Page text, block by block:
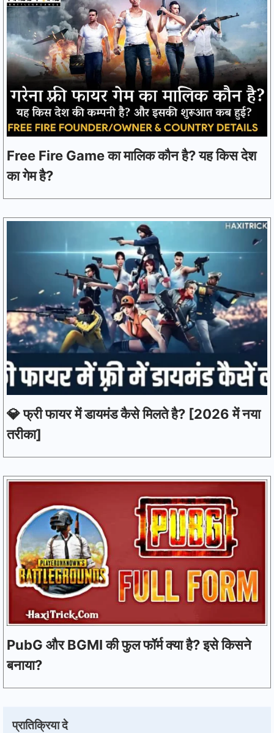
Free Fire Game का मालिक कौन है? यह किस देश
का गेम है?
💎 फ्री फायर में डायमंड कैसे मिलते है? [2026 में नया
तरीका]
PubG और BGMI की फुल फॉर्म क्या है? इसे किसने
बनाया?
प्रातिक्रिया दे